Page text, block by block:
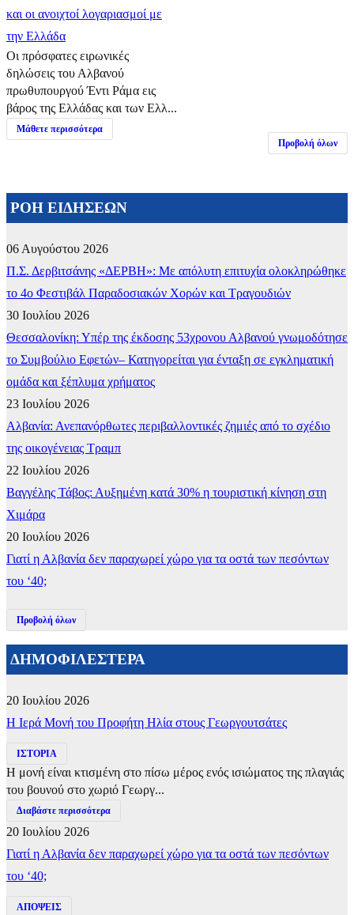
και οι ανοιχτοί λογαριασμοί με
την Ελλάδα
Οι πρόσφατες ειρωνικές
δηλώσεις του Αλβανού
πρωθυπουργού Έντι Ράμα εις
βάρος της Ελλάδας και των Ελλ...
Μάθετε περισσότερα
Προβολή όλων
ΡΟΗ ΕΙΔΗΣΕΩΝ
06 Αυγούστου 2026
Π.Σ. Δερβιτσάνης «ΔΕΡΒΗ»: Με απόλυτη επιτυχία ολοκληρώθηκε
το 4ο Φεστιβάλ Παραδοσιακών Χορών και Τραγουδιών
30 Ιουλίου 2026
Θεσσαλονίκη: Υπέρ της έκδοσης 53χρονου Αλβανού γνωμοδότησε
το Συμβούλιο Εφετών– Κατηγορείται για ένταξη σε εγκληματική
ομάδα και ξέπλυμα χρήματος
23 Ιουλίου 2026
Αλβανία: Ανεπανόρθωτες περιβαλλοντικές ζημιές από το σχέδιο
της οικογένειας Τραμπ
22 Ιουλίου 2026
Βαγγέλης Τάβος: Αυξημένη κατά 30% η τουριστική κίνηση στη
Χιμάρα
20 Ιουλίου 2026
Γιατί η Αλβανία δεν παραχωρεί χώρο για τα οστά των πεσόντων
του ‘40;
Προβολή όλων
ΔΗΜΟΦΙΛΕΣΤΕΡΑ
20 Ιουλίου 2026
​Η Ιερά Μονή του Προφήτη Ηλία στους Γεωργουτσάτες
ΙΣΤΟΡΙΑ
Η μονή είναι κτισμένη στο πίσω μέρος ενός ισιώματος της πλαγιάς
του βουνού στο χωριό Γεωργ...
Διαβάστε περισσότερα
20 Ιουλίου 2026
Γιατί η Αλβανία δεν παραχωρεί χώρο για τα οστά των πεσόντων
του ‘40;
ΑΠΟΨΕΙΣ